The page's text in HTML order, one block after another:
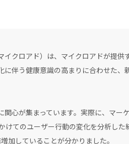
クロアド）は、マイクロアドが提供
伴う健康意識の高まりに合わせた、
心が集まっています。実際に、マー
てのユーザー行動の変化を分析した
加していることが分かりました。